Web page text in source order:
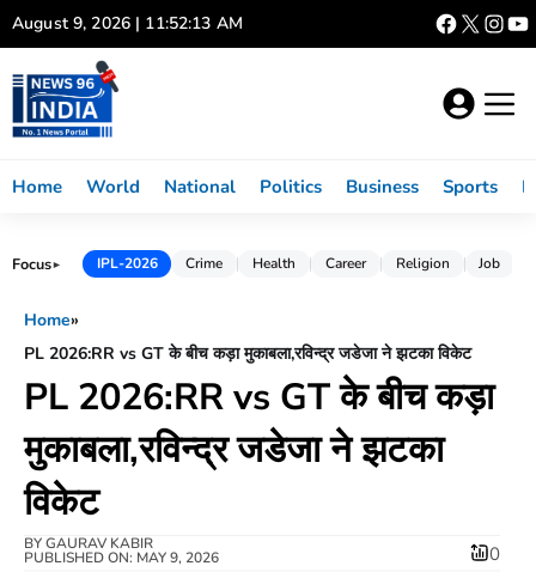
Skip
to
content
August 9, 2026 | 11:52:14 AM
Home World National Politics Business Sports
Focus► IPL-2026 Crime Health Career Religion Job
Home»
PL 2026:RR vs GT के बीच कड़ा मुकाबला,रविन्द्र जडेजा ने झटका विकेट
PL 2026:RR vs GT के बीच कड़ा
मुकाबला,रविन्द्र जडेजा ने झटका
विकेट
BYGAURAV KABIR
PUBLISHED ON: MAY 9, 2026 0